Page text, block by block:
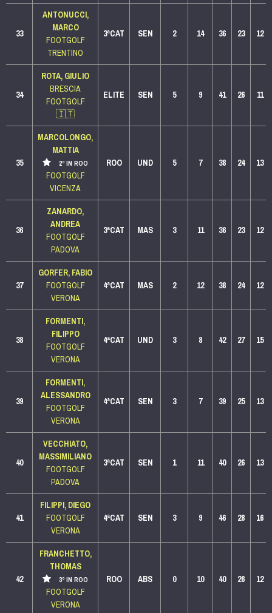
33
ANTONUCCI,
MARCO
FOOTGOLF
TRENTINO
3ªCAT SEN 2 14 36 23 12
34
ROTA, GIULIO
BRESCIA
FOOTGOLF
🇮🇹
ELITE SEN 5 9 41 26 11
35
MARCOLONGO,
MATTIA
2º IN ROO
FOOTGOLF
VICENZA
ROO UND 5 7 38 24 13
36
ZANARDO,
ANDREA
FOOTGOLF
PADOVA
3ªCAT MAS 3 11 36 23 12
37
GORFER, FABIO
FOOTGOLF
VERONA
4ªCAT MAS 2 12 38 24 12
38
FORMENTI,
FILIPPO
FOOTGOLF
VERONA
4ªCAT UND 3 8 42 27 15
39
FORMENTI,
ALESSANDRO
FOOTGOLF
VERONA
4ªCAT SEN 3 7 39 25 13
40
VECCHIATO,
MASSIMILIANO
FOOTGOLF
PADOVA
3ªCAT SEN 1 11 40 26 13
41
FILIPPI, DIEGO
FOOTGOLF
VERONA
4ªCAT SEN 3 9 46 28 16
42
FRANCHETTO,
THOMAS
3º IN ROO
FOOTGOLF
VERONA
ROO ABS 0 10 40 26 12